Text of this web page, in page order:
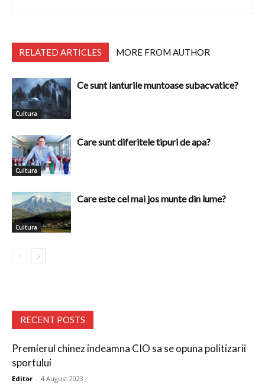
RELATED ARTICLES MORE FROM AUTHOR
Cultura
Ce sunt lanturile muntoase subacvatice?
Cultura
Care sunt diferitele tipuri de apa?
Cultura
Care este cel mai jos munte din lume?
RECENT POSTS
Premierul chinez indeamna CIO sa se opuna politizarii
sportului
Editor - 4 August 2023